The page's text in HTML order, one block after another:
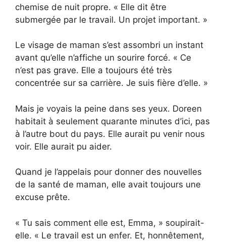
chemise de nuit propre. « Elle dit être
submergée par le travail. Un projet important. »
Le visage de maman s’est assombri un instant
avant qu’elle n’affiche un sourire forcé. « Ce
n’est pas grave. Elle a toujours été très
concentrée sur sa carrière. Je suis fière d’elle. »
Mais je voyais la peine dans ses yeux. Doreen
habitait à seulement quarante minutes d’ici, pas
à l’autre bout du pays. Elle aurait pu venir nous
voir. Elle aurait pu aider.
Quand je l’appelais pour donner des nouvelles
de la santé de maman, elle avait toujours une
excuse prête.
« Tu sais comment elle est, Emma, » soupirait-
elle. « Le travail est un enfer. Et, honnêtement,